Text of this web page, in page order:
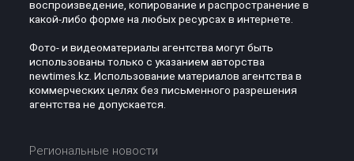
воспроизведение, копирование и распространение в
какой-либо форме на любых ресурсах в интернете.
Фото- и видеоматериалы агентства могут быть
использованы только с указанием авторства
newtimes.kz. Использование материалов агентства в
коммерческих целях без письменного разрешения
агентства не допускается.
Региональные новости